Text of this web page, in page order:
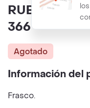
RUBY ROSE
366
Agotado
Información del
Frasco.